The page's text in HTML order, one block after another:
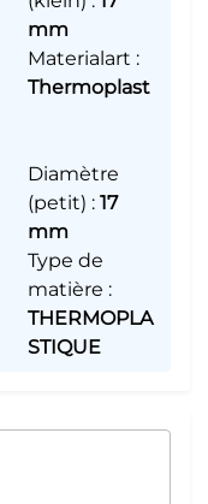
mm
Materialart :
Thermoplast
Diamètre
(petit) : 17
mm
Type de
matière :
THERMOPLA
STIQUE